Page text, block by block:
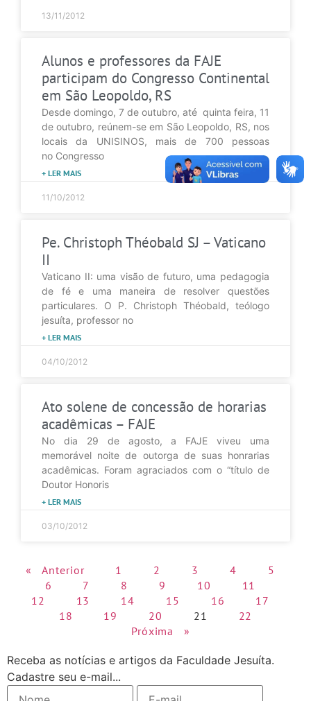
13/11/2012
Alunos e professores da FAJE
participam do Congresso Continental
em São Leopoldo, RS
Desde domingo, 7 de outubro, até quinta feira, 11
de outubro, reúnem-se em São Leopoldo, RS, nos
locais da UNISINOS, mais de 700 pessoas
no Congresso
+ LER MAIS
11/10/2012
Pe. Christoph Théobald SJ – Vaticano
II
Vaticano II: uma visão de futuro, uma pedagogia
de fé e uma maneira de resolver questões
particulares. O P. Christoph Théobald, teólogo
jesuíta, professor no
+ LER MAIS
04/10/2012
Ato solene de concessão de horarias
acadêmicas – FAJE
No dia 29 de agosto, a FAJE viveu uma
memorável noite de outorga de suas honrarias
acadêmicas. Foram agraciados com o “título de
Doutor Honoris
+ LER MAIS
03/10/2012
« Anterior 1 2 3 4
5
6
7 8 9 10
11
12
13 14 15 16
17
18
19 20 21
22
Próxima »
Receba as notícias e artigos da Faculdade Jesuíta.
Cadastre seu e-mail...